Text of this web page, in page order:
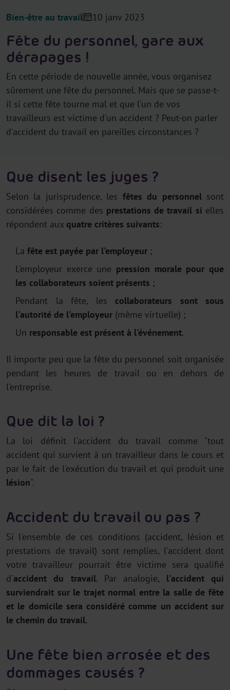
Bien-être au travail 10 janv 2023
Fête du personnel, gare aux
dérapages !
En cette période de nouvelle année, vous organisez
sûrement une fête du personnel. Mais que se passe-t-
il si cette fête tourne mal et que l'un de vos
travailleurs est victime d'un accident ? Peut-on parler
d'accident du travail en pareilles circonstances ?
Que disent les juges ?
Selon la jurisprudence, les fêtes du personnelsont
considérées comme des prestations de travail si elles
répondent aux quatre critères suivants:
La fête est payée par l'employeur ;
L'employeur exerce une pression morale pour que
les collaborateurs soient présents ;
Pendant la fête, les collaborateurs sont sous
l'autorité de l'employeur (même virtuelle) ;
Un responsable est présent à l'événement.
Il importe peu que la fête du personnel soit organisée
pendant les heures de travail ou en dehors de
l'entreprise.
Que dit la loi ?
La loi définit l'accident du travail comme "tout
accident qui survient à un travailleur dans le cours et
par le fait de l'exécution du travail et qui produit une
lésion".
Accident du travail ou pas ?
Si l'ensemble de ces conditions (accident, lésion et
prestations de travail) sont remplies, l'accident dont
votre travailleur pourrait être victime sera qualifié
d'accident du travail. Par analogie, l'accident qui
surviendrait sur le trajet normal entre la salle de fête
et le domicile sera considéré comme un accident sur
le chemin du travail.
Une fête bien arrosée et des
dommages causés ?